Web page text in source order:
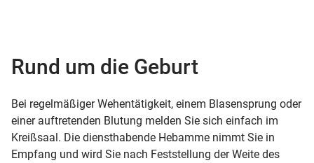
Rund um die Geburt
Bei regelmäßiger Wehentätigkeit, einem Blasensprung oder
einer auftretenden Blutung melden Sie sich einfach im
Kreißsaal. Die diensthabende Hebamme nimmt Sie in
Empfang und wird Sie nach Feststellung der Weite des